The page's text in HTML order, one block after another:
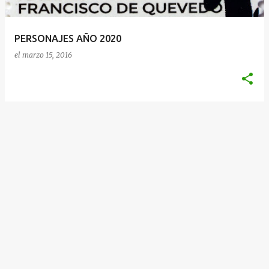
d
PERSONAJES AÑO 2020
el marzo 15, 2016